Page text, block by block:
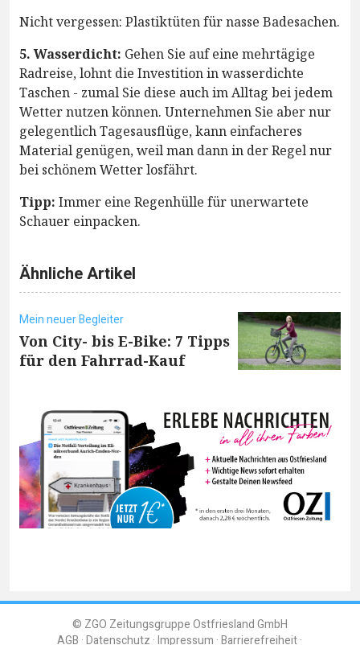
Nicht vergessen: Plastiktüten für nasse Badesachen.
5. Wasserdicht: Gehen Sie auf eine mehrtägige
Radreise, lohnt die Investition in wasserdichte
Taschen - zumal Sie diese auch im Alltag bei jedem
Wetter nutzen können. Unternehmen Sie aber nur
gelegentlich Tagesausflüge, kann einfacheres
Material genügen, weil man dann in der Regel nur
bei schönem Wetter losfährt.
Tipp: Immer eine Regenhülle für unerwartete
Schauer einpacken.
Ähnliche Artikel
Mein neuer Begleiter
Von City- bis E-Bike: 7 Tipps
für den Fahrrad-Kauf
© ZGO Zeitungsgruppe Ostfriesland GmbH
AGB Datenschutz Impressum Barrierefreiheit